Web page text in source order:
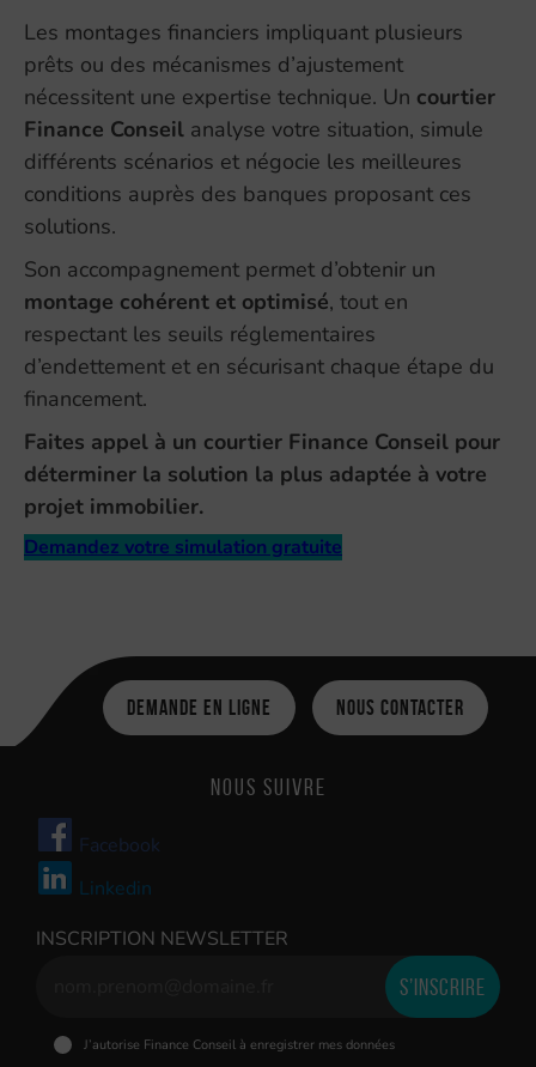
Les montages financiers impliquant plusieurs
prêts ou des mécanismes d’ajustement
nécessitent une expertise technique. Un courtier
Finance Conseil analyse votre situation, simule
différents scénarios et négocie les meilleures
conditions auprès des banques proposant ces
solutions.
Son accompagnement permet d’obtenir un
montage cohérent et optimisé, tout en
respectant les seuils réglementaires
d’endettement et en sécurisant chaque étape du
financement.
Faites appel à un courtier Finance Conseil pour
déterminer la solution la plus adaptée à votre
projet immobilier.
Demandez votre simulation gratuite
Demande en ligne Nous contacter
Nous suivre
Facebook
Linkedin
INSCRIPTION NEWSLETTER
J’autorise Finance Conseil à enregistrer mes données